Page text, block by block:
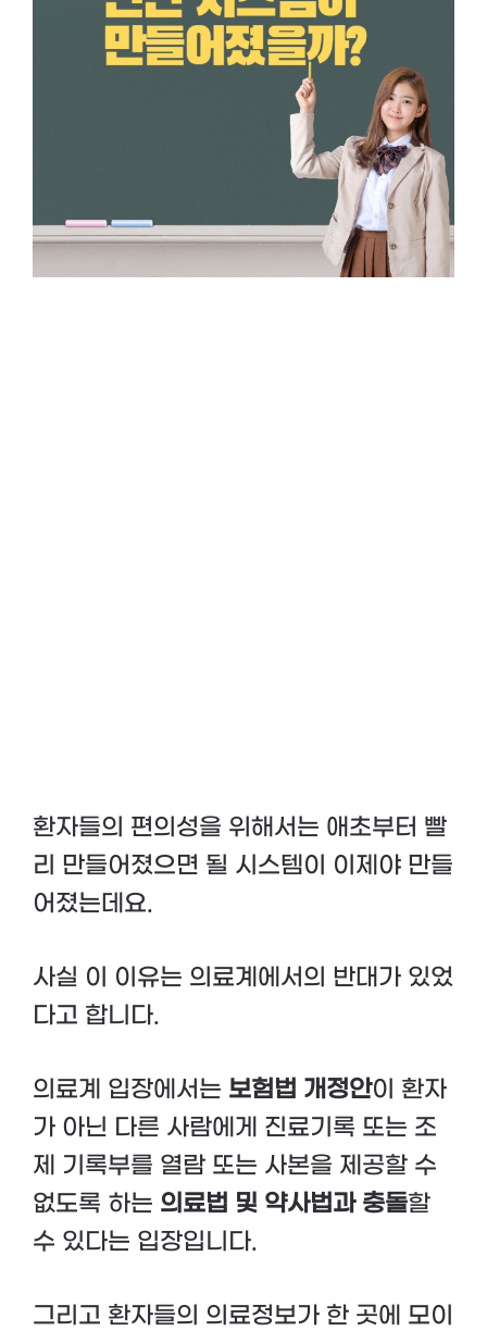
환자들의 편의성을 위해서는 애초부터 빨
리 만들어졌으면 될 시스템이 이제야 만들
어졌는데요.
사실 이 이유는 의료계에서의 반대가 있었
다고 합니다.
의료계 입장에서는 보험법 개정안이 환자
가 아닌 다른 사람에게 진료기록 또는 조
제 기록부를 열람 또는 사본을 제공할 수
없도록 하는 의료법 및 약사법과 충돌할
수 있다는 입장입니다.
그리고 환자들의 의료정보가 한 곳에 모이